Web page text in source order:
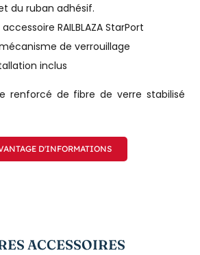
du ruban adhésif.
RAILBLAZA StarPort
de verrouillage
inclus
renforcé de fibre de verre stabilisé
D'INFORMATIONS
ACCESSOIRES